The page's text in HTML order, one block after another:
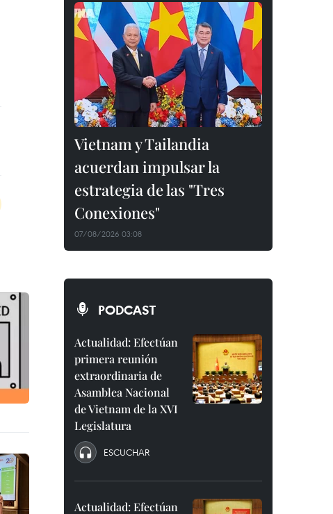
Vietnam y Tailandia
acuerdan impulsar la
estrategia de las "Tres
Conexiones"
07/08/2026 03:08
PODCAST
Actualidad: Efectúan
primera reunión
extraordinaria de
Asamblea Nacional
de Vietnam de la XVI
Legislatura
ESCUCHAR
Actualidad: Efectúan